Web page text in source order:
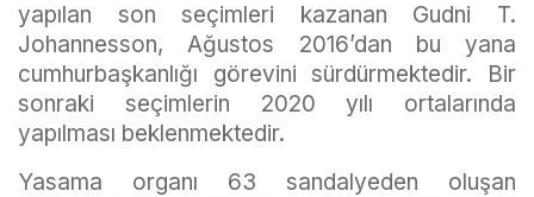
yapılan son seçimleri kazanan Gudni T.
Johannesson, Ağustos 2016’dan bu yana
cumhurbaşkanlığı görevini sürdürmektedir. Bir
sonraki seçimlerin 2020 yılı ortalarında
yapılması beklenmektedir.
Yasama organı 63 sandalyeden oluşan